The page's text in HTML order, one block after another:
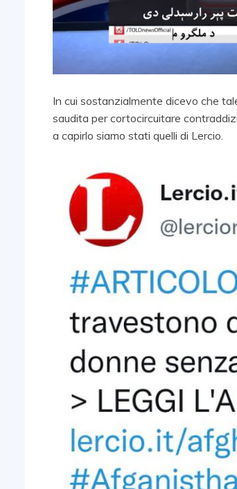
In cui sostanzialmente dicevo che
saudita per cortocircuitare
a capirlo siamo stati quelli di Lercio.